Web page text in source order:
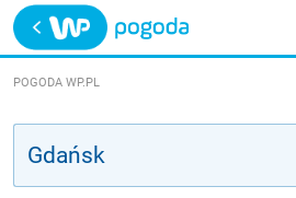
Trwa ładowanie
POLSKA
POGODA WP.PL